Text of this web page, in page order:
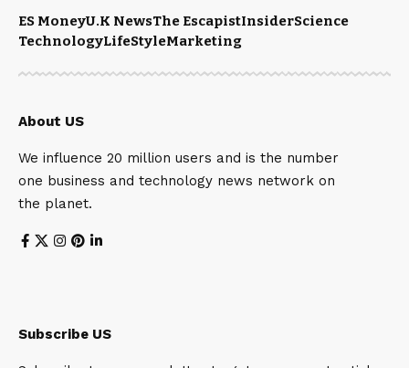
ES MoneyU.K NewsThe EscapistInsiderScience
TechnologyLifeStyleMarketing
About US
We influence 20 million users and is the number
one business and technology news network on
the planet.
Subscribe US